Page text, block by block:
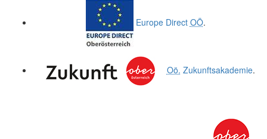
Europe Direct OÖ.
Oö. Zukunftsakademie.